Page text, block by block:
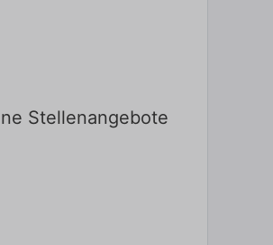
Stellenangebote